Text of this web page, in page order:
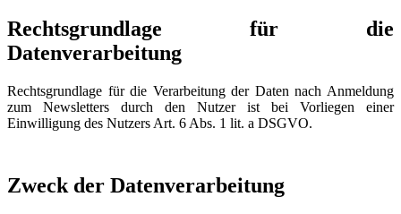
Rechtsgrundlage für die
Datenverarbeitung
Rechtsgrundlage für die Verarbeitung der Daten nach Anmeldung
zum Newsletters durch den Nutzer ist bei Vorliegen einer
Einwilligung des Nutzers Art. 6 Abs. 1 lit. a DSGVO.
Zweck der Datenverarbeitung